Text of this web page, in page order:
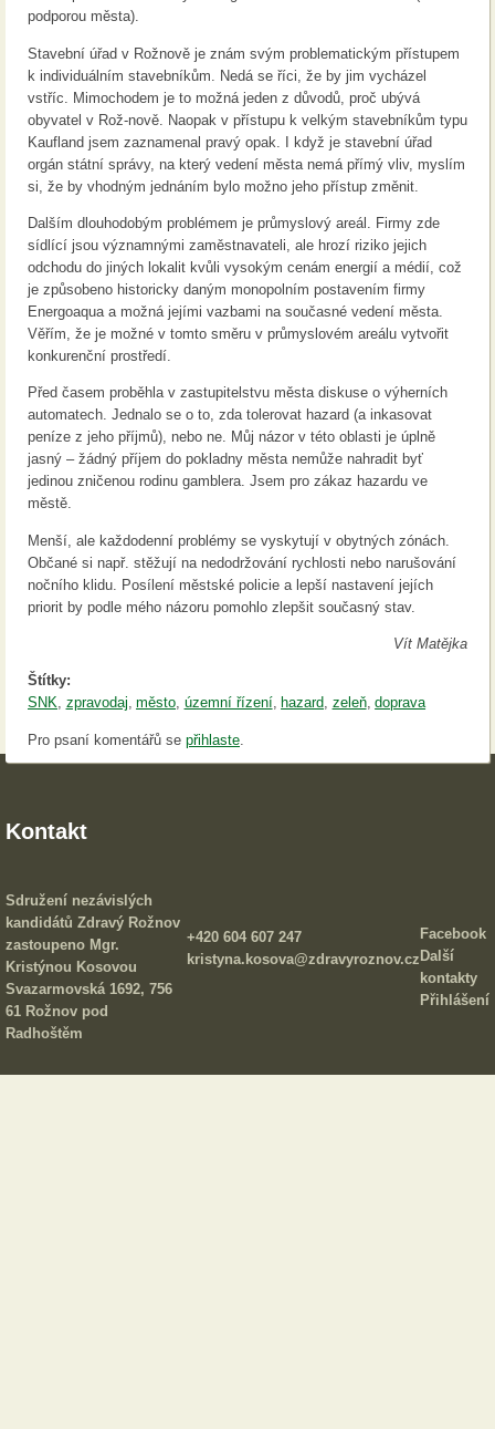
podporou města).
Stavební úřad v Rožnově je znám svým problematickým přístupem
k individuálním stavebníkům. Nedá se říci, že by jim vycházel
vstříc. Mimochodem je to možná jeden z důvodů, proč ubývá
obyvatel v Rož-nově. Naopak v přístupu k velkým stavebníkům typu
Kaufland jsem zaznamenal pravý opak. I když je stavební úřad
orgán státní správy, na který vedení města nemá přímý vliv, myslím
si, že by vhodným jednáním bylo možno jeho přístup změnit.
Dalším dlouhodobým problémem je průmyslový areál. Firmy zde
sídlící jsou významnými zaměstnavateli, ale hrozí riziko jejich
odchodu do jiných lokalit kvůli vysokým cenám energií a médií, což
je způsobeno historicky daným monopolním postavením firmy
Energoaqua a možná jejími vazbami na současné vedení města.
Věřím, že je možné v tomto směru v průmyslovém areálu vytvořit
konkurenční prostředí.
Před časem proběhla v zastupitelstvu města diskuse o výherních
automatech. Jednalo se o to, zda tolerovat hazard (a inkasovat
peníze z jeho příjmů), nebo ne. Můj názor v této oblasti je úplně
jasný – žádný příjem do pokladny města nemůže nahradit byť
jedinou zničenou rodinu gamblera. Jsem pro zákaz hazardu ve
městě.
Menší, ale každodenní problémy se vyskytují v obytných zónách.
Občané si např. stěžují na nedodržování rychlosti nebo narušování
nočního klidu. Posílení městské policie a lepší nastavení jejích
priorit by podle mého názoru pomohlo zlepšit současný stav.
Vít Matějka
Štítky:
SNK zpravodaj město územní řízení hazard zeleň doprava
Pro psaní komentářů se přihlaste
Kontakt
Sdružení nezávislých
kandidátů Zdravý Rožnov
zastoupeno Mgr.
Kristýnou Kosovou
Svazarmovská 1692, 756
61 Rožnov pod
Radhoštěm
+420 604 607 247
kristyna.kosova@zdravyroznov.cz
Facebook
Další
kontakty
Přihlášení